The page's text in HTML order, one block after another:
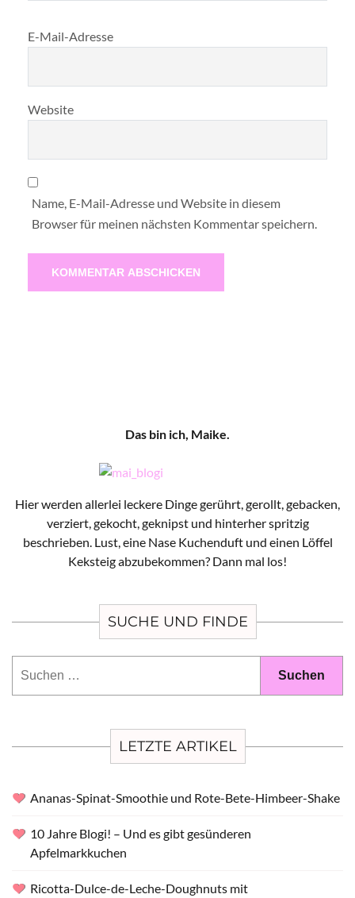
E-Mail-Adresse
Website
Name, E-Mail-Adresse und Website in diesem
Browser für meinen nächsten Kommentar speichern.
Das bin ich, Maike.
Hier werden allerlei leckere Dinge gerührt, gerollt, gebacken,
verziert, gekocht, geknipst und hinterher spritzig
beschrieben. Lust, eine Nase Kuchenduft und einen Löffel
Keksteig abzubekommen? Dann mal los!
SUCHE UND FINDE
LETZTE ARTIKEL
Ananas-Spinat-Smoothie und Rote-Bete-Himbeer-Shake
10 Jahre Blogi! – Und es gibt gesünderen
Apfelmarkkuchen
Ricotta-Dulce-de-Leche-Doughnuts mit